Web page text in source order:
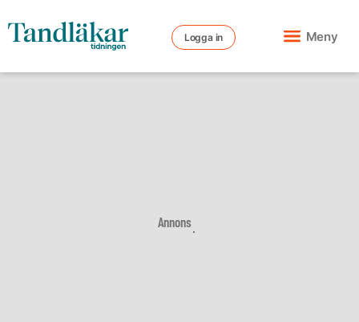
Logga in Meny
Annons